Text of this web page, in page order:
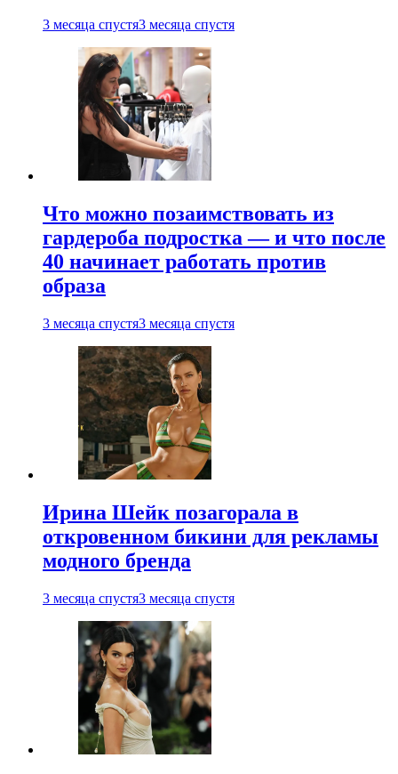
3 месяца спустя3 месяца спустя
Что можно позаимствовать из
гардероба подростка — и что после
40 начинает работать против
образа
3 месяца спустя3 месяца спустя
Ирина Шейк позагорала в
откровенном бикини для рекламы
модного бренда
3 месяца спустя3 месяца спустя